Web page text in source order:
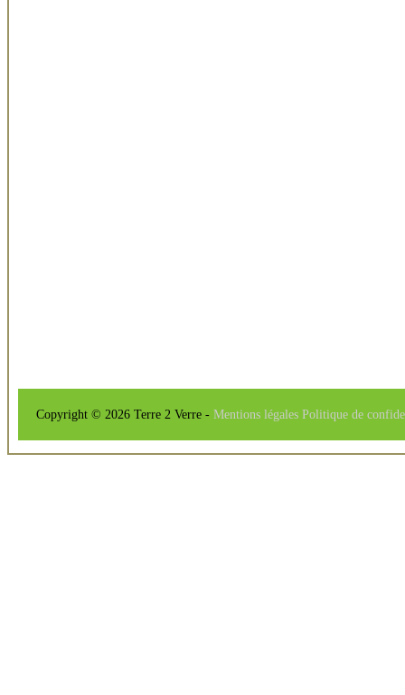
Copyright © 2026 Terre 2 Verre - Mentions légales Politique de